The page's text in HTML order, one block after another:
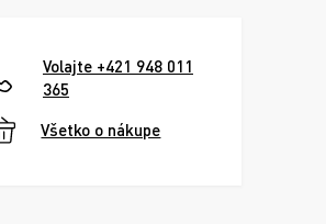
Volajte +421 948 011
365
Všetko o nákupe